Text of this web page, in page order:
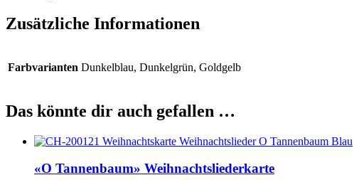
Zusätzliche Informationen
Farbvarianten Dunkelblau, Dunkelgrün, Goldgelb
Das könnte dir auch gefallen …
«O Tannenbaum» Weihnachtsliederkarte